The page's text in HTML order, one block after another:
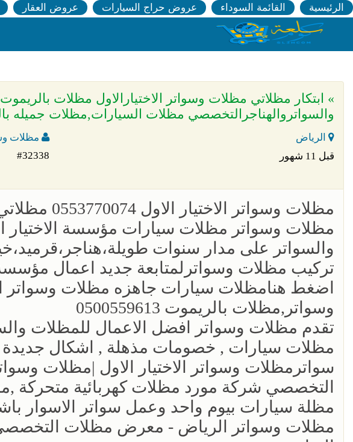
الرئيسية القائمة السوداء عروض حراج السيارات عروض العقار
» ابتكار مظلاتي مظلات وسواتر الاختيارالاول مظلات
والسواتروالهناجرالتخصصي مظلات السيارات,مظلات جميله
الرياض
مظلات وسواتر0500559613
قبل 11 شهور
#32338
مظلات وسواتر الاختيار الاول 0553770074 مظلاتي www.alaktiar.com
مظلات وسواتر مظلات سيارات مؤسسة الاختيار
والسواتر على مدار سنوات
تركيب مظلات وسواترلمتابعة جديد اعمال مؤسسة
اضغط هنامظلات سيارات جاهزه مظلات وسواتر
وسواتر,مظلات بالريموت 0500559613
تقدم مظلات وسواتر افضل الاعمال للمظلات
مظلات سيارات , خصومات مذهلة , اشكال
سواترمظلات وسواتر الاختيار الاول |مظلات
التخصصي شركة مورد مظلات كهربائية متحركة
مظلة سيارات بيوم واحد وعمل سواتر الاسوار
مظلات وسواتر الرياض - معرض مظلات